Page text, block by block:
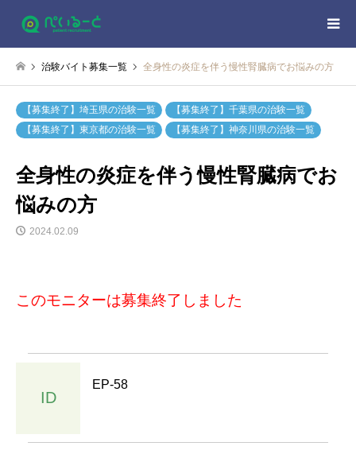
治験バイト募集一覧 全身性の炎症を伴う慢性腎臓病でお悩みの方
【募集終了】埼玉県の治験一覧
【募集終了】千葉県の治験一覧
【募集終了】東京都の治験一覧
【募集終了】神奈川県の治験一覧
全身性の炎症を伴う慢性腎臓病でお
悩みの方
2024.02.09
このモニターは募集終了しました
ID
EP-58